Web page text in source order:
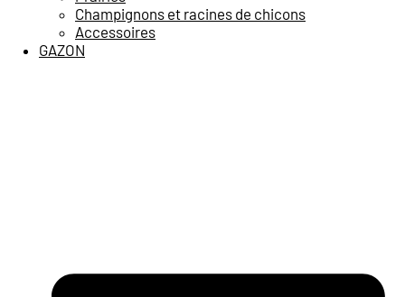
Champignons et racines de chicons
Accessoires
GAZON